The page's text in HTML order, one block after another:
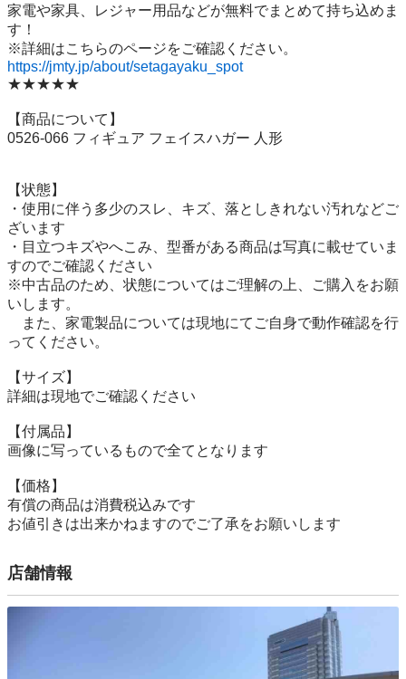
家電や家具、レジャー用品などが無料でまとめて持ち込めま
す！
https://jmty.jp/about/setagayaku_spot
★★★★★
【商品について】
0526-066 フィギュア フェイスハガー 人形
【状態】
・使用に伴う多少のスレ、キズ、落としきれない汚れなどご
ざいます
・目立つキズやへこみ、型番がある商品は写真に載せていま
すのでご確認ください
※中古品のため、状態についてはご理解の上、ご購入をお願
いします。
また、家電製品については現地にてご自身で動作確認を行
ってください。
【サイズ】
詳細は現地でご確認ください
【付属品】
画像に写っているもので全てとなります
【価格】
有償の商品は消費税込みです
お値引きは出来かねますのでご了承をお願いします
店舗情報